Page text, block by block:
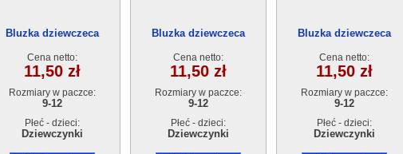
Bluzka dziewczeca
Cena netto:
11,50 zł
Rozmiary w paczce:
9-12
Płeć - dzieci:
Dziewczynki
Bluzka dziewczeca
Cena netto:
11,50 zł
Rozmiary w paczce:
9-12
Płeć - dzieci:
Dziewczynki
Bluzka dziewczeca
Cena netto:
11,50 zł
Rozmiary w paczce:
9-12
Płeć - dzieci:
Dziewczynki